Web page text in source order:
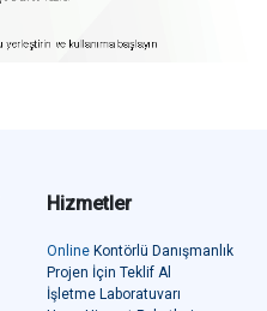
Hizmetler
Online Kontörlü Danışmanlık
Projen İçin Teklif Al
İşletme Laboratuvarı